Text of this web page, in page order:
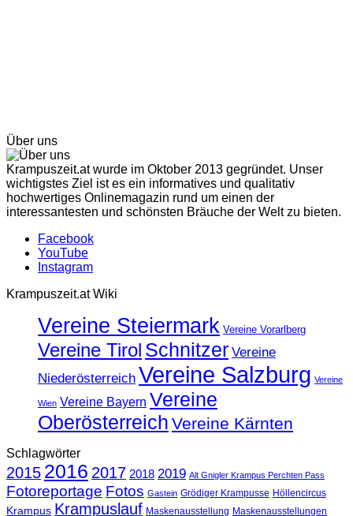
Über uns
Krampuszeit.at wurde im Oktober 2013 gegründet. Unser
wichtigstes Ziel ist es ein informatives und qualitativ
hochwertiges Onlinemagazin rund um einen der
interessantesten und schönsten Bräuche der Welt zu bieten.
Facebook
YouTube
Instagram
Krampuszeit.at Wiki
Vereine Steiermark Vereine Vorarlberg
Vereine Tirol Schnitzer Vereine
Niederösterreich Vereine Salzburg Vereine
Wien Vereine Bayern Vereine
Oberösterreich Vereine Kärnten
Schlagwörter
2015 2016 2017 2018 2019 Alt Gnigler Krampus Perchten Pass
Fotoreportage Fotos Gastein Grödiger Krampusse Höllencircus
Krampus Krampuslauf Maskenausstellung Maskenausstellungen